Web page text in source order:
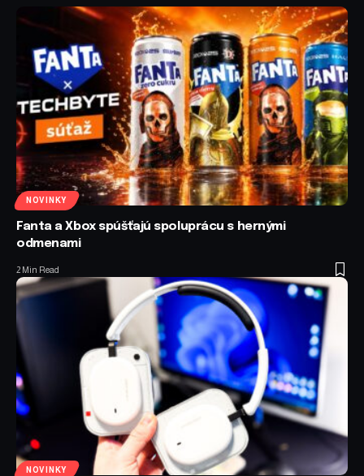
NOVINKY
Fanta a Xbox spúšťajú spoluprácu s hernými
odmenami
2 Min Read
NOVINKY